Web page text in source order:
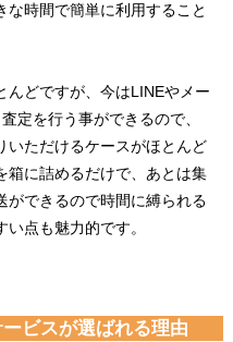
な時間で簡単に利用すること
んどですが、今はLINEやメー
定を行う事ができるので、
いただけるケースがほとんど
箱に詰めるだけで、あとは集
ができるので時間に縛られる
点も魅力的です。
ビスが選ばれる理由